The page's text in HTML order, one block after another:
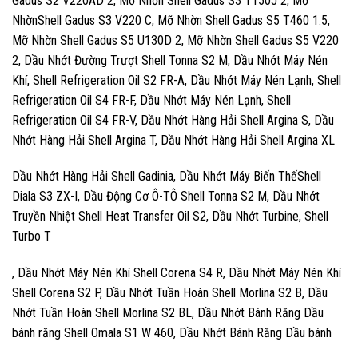
NhờnShell Gadus S3 V220 C, Mỡ Nhờn Shell Gadus S5 T460 1.5,
Mỡ Nhờn Shell Gadus S5 U130D 2, Mỡ Nhờn Shell Gadus S5 V220
2, Dầu Nhớt Đường Trượt Shell Tonna S2 M, Dầu Nhớt Máy Nén
Khí, Shell Refrigeration Oil S2 FR-A, Dầu Nhớt Máy Nén Lạnh, Shell
Refrigeration Oil S4 FR-F, Dầu Nhớt Máy Nén Lạnh, Shell
Refrigeration Oil S4 FR-V, Dầu Nhớt Hàng Hải Shell Argina S, Dầu
Nhớt Hàng Hải Shell Argina T, Dầu Nhớt Hàng Hải Shell Argina XL
Dầu Nhớt Hàng Hải Shell Gadinia, Dầu Nhớt Máy Biến ThếShell
Diala S3 ZX-I, Dầu Động Cơ Ô-TÔ Shell Tonna S2 M, Dầu Nhớt
Truyền Nhiệt Shell Heat Transfer Oil S2, Dầu Nhớt Turbine, Shell
Turbo T
, Dầu Nhớt Máy Nén Khí Shell Corena S4 R, Dầu Nhớt Máy Nén Khí
Shell Corena S2 P, Dầu Nhớt Tuần Hoàn Shell Morlina S2 B, Dầu
Nhớt Tuần Hoàn Shell Morlina S2 BL, Dầu Nhớt Bánh Răng Dầu
bánh răng Shell Omala S1 W 460, Dầu Nhớt Bánh Răng Dầu bánh